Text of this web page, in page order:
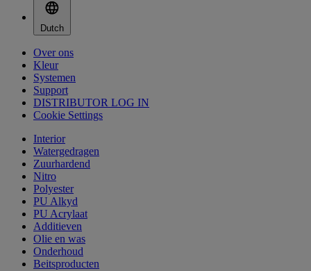
Dutch
Over ons
Kleur
Systemen
Support
DISTRIBUTOR LOG IN
Cookie Settings
Interior
Watergedragen
Zuurhardend
Nitro
Polyester
PU Alkyd
PU Acrylaat
Additieven
Olie en was
Onderhoud
Beitsproducten